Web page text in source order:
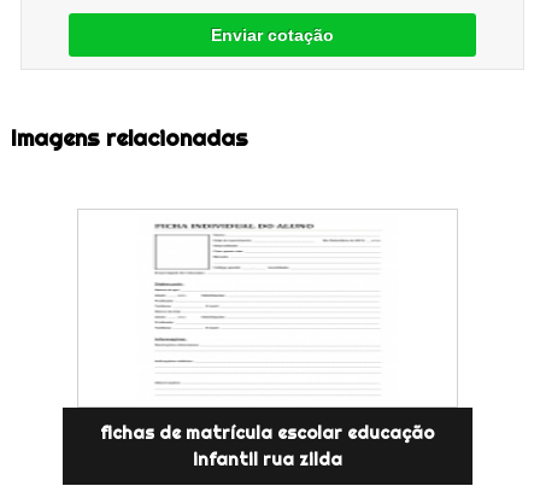
Enviar cotação
Imagens relacionadas
fichas de matrícula escolar educação
infantil rua zilda